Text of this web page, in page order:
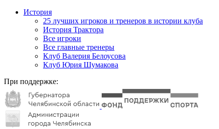
История
25 лучших игроков и тренеров в истории клуба
История Трактора
Все игроки
Все главные тренеры
Клуб Валерия Белоусова
Клуб Юрия Шумакова
При поддержке: